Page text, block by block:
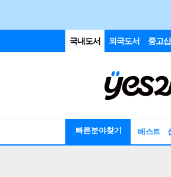
국내도서 외국도서 중고샵
빠른분야찾기 베스트